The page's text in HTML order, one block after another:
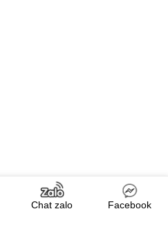
Chat zalo Facebook